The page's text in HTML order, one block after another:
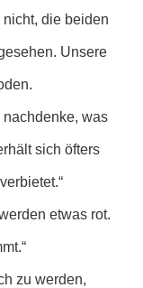
nicht, die beiden
Unsere
was
sich öfters
etwas rot.
zu werden,